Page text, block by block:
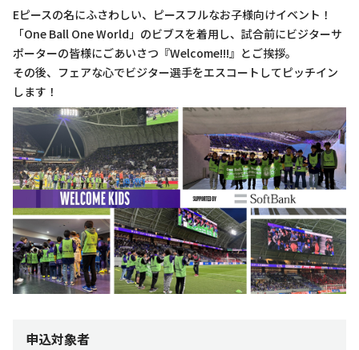
Eピースの名にふさわしい、ピースフルなお子様向けイベント！
「One Ball One World」のビブスを着用し、試合前にビジターサ
ポーターの皆様にごあいさつ『Welcome!!!』とご挨拶。
その後、フェアな心でビジター選手をエスコートしてピッチイン
します！
申込対象者